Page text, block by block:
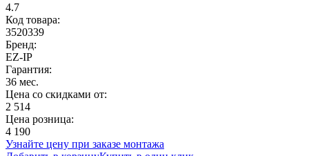
4.7
Код товара:
3520339
Бренд:
EZ-IP
Гарантия:
36 мес.
Цена со скидками от:
2 514
Цена розница:
4 190
Узнайте цену при заказе монтажа